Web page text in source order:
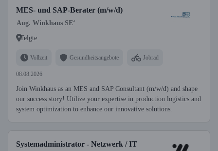
MES- und SAP-Berater (m/w/d)
Aug. Winkhaus SE‘
Telgte
Vollzeit Gesundheitsangebote Jobrad
08.08.2026
Join Winkhaus as an MES and SAP Consultant (m/w/d) and shape
our success story! Utilize your expertise in production logistics and
system optimization to enhance our innovative solutions.
Systemadministrator - Netzwerk / IT